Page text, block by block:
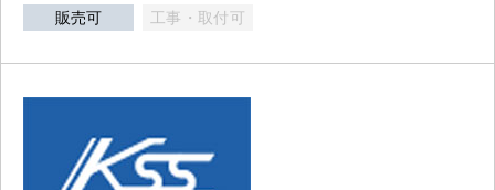
販売可 工事・取付可